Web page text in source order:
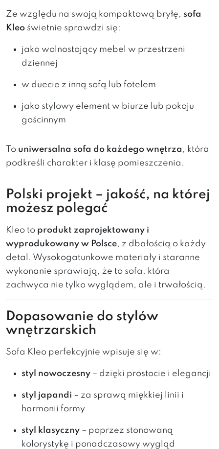
Ze względu na swoją kompaktową bryłę, sofa
Kleo świetnie sprawdzi się:
jako wolnostojący mebel w przestrzeni
dziennej
w duecie z inną sofą lub fotelem
jako stylowy element w biurze lub pokoju
gościnnym
To uniwersalna sofa do każdego wnętrza , która
podkreśli charakter i klasę pomieszczenia.
Polski projekt – jakość, na której
możesz polegać
Kleo to produkt zaprojektowany i
wyprodukowany w Polsce, z dbałością o każdy
detal. Wysokogatunkowe materiały i staranne
wykonanie sprawiają, że to sofa, która
zachwyca nie tylko wyglądem, ale i trwałością.
Dopasowanie do stylów
wnętrzarskich
Sofa Kleo perfekcyjnie wpisuje się w:
styl nowoczesny – dzięki prostocie i elegancji
styl japandi – za sprawą miękkiej linii i
harmonii formy
styl klasyczny – poprzez stonowaną
kolorystykę i ponadczasowy wygląd